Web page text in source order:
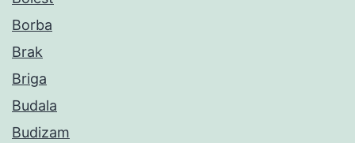
Borba
Brak
Briga
Budala
Budizam